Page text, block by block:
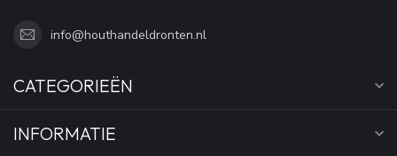
info@houthandeldronten.nl
CATEGORIEËN
INFORMATIE